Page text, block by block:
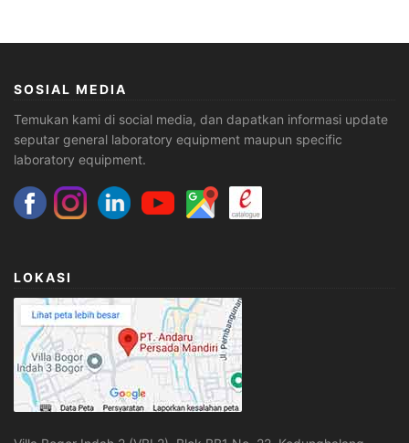
SOSIAL MEDIA
Temukan kami di social media, dan dapatkan informasi update
seputar general laboratory equipment maupun specific
laboratory equipment.
LOKASI